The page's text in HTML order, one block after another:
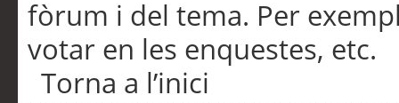
fòrum i del tema. Per
votar en les enquestes, etc.
Torna a l’inici